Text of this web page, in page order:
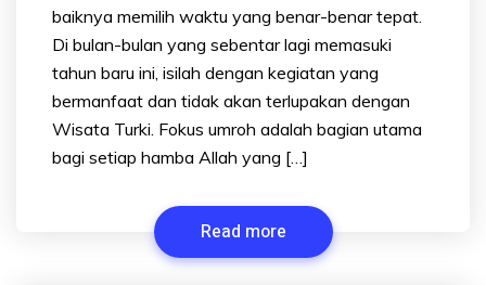
baiknya memilih waktu yang benar-benar tepat.
Di bulan-bulan yang sebentar lagi memasuki
tahun baru ini, isilah dengan kegiatan yang
bermanfaat dan tidak akan terlupakan dengan
Wisata Turki. Fokus umroh adalah bagian utama
bagi setiap hamba Allah yang […]
Read more